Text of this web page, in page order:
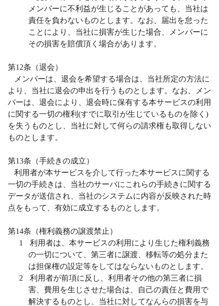
メンバーに不利益が生じることがあっても、当社は
責任を負わないものとします。なお、届出を怠った
ことにより、当社に損害が生じた場合、メンバーに
その損害を賠償頂く場合があります。
第12条（退会）
メンバーは、退会を希望する場合は、当社所定の方法に
より、当社に退会の申出を行うものとします。なお、メン
バーは、退会により、退会時に保有する本サービスの利用
に関する一切の権利 (すでに取引が生じているものを除く )
を失うものとし、当社に対して何らの請求権も取得しない
ものとします。
第13条（手続きの成立）
利用者が本サービスを介して行った本サービスに関する
一切の手続きは、当社のサーバにこれらの手続きに関する
データが送信され、当社のシステムに内容が反映された時
点をもって、有効に成立するものとします。
第14条（権利義務の譲渡禁止）
1
利用者は、本サービスの利用により生じた権利義務
の一切について、第三者に譲渡、移転等の処分また
は担保権の設定等をしてはならないものとします。
2
利用者が前項に反し、利用者その他の第三者に損
害、費用を生じさせた場合は、自己の責任と費用で
解決するものとし、当社に対してなんらの損害を与